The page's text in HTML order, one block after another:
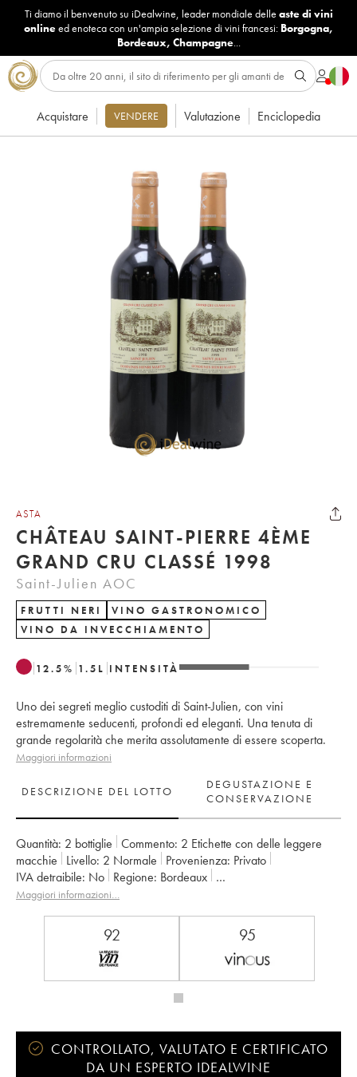
Ti diamo il benvenuto su iDealwine, leader mondiale delle aste di vini
onlineed enoteca con un'ampia selezione di vini francesi: Borgogna,
Bordeaux, Champagne...
Acquistare VENDERE Valutazione Enciclopedia
ASTA
CHÂTEAU SAINT-PIERRE 4ÈME
GRAND CRU CLASSÉ 1998
Saint-Julien AOC
FRUTTI NERI
VINO GASTRONOMICO
VINO DA INVECCHIAMENTO
12.5% 1.5 L INTENSITÀ
Uno dei segreti meglio custoditi di Saint-Julien, con vini
estremamente seducenti, profondi ed eleganti. Una tenuta di
grande regolarità che merita assolutamente di essere scoperta.
Maggiori informazioni
DESCRIZIONE DEL LOTTO
DEGUSTAZIONE E
CONSERVAZIONE
Quantità: 2 bottiglie Commento: 2 Etichette con delle leggere
macchie
Livello: 2 Normale Provenienza:
privato
IVA detraibile:
no Regione:
Bordeaux
Denominazione: Saint-Julien
Françoise Triaud
Maggiori informazioni…
92 95
CONTROLLATO, VALUTATO E CERTIFICATO
DA UN ESPERTO IDEALWINE